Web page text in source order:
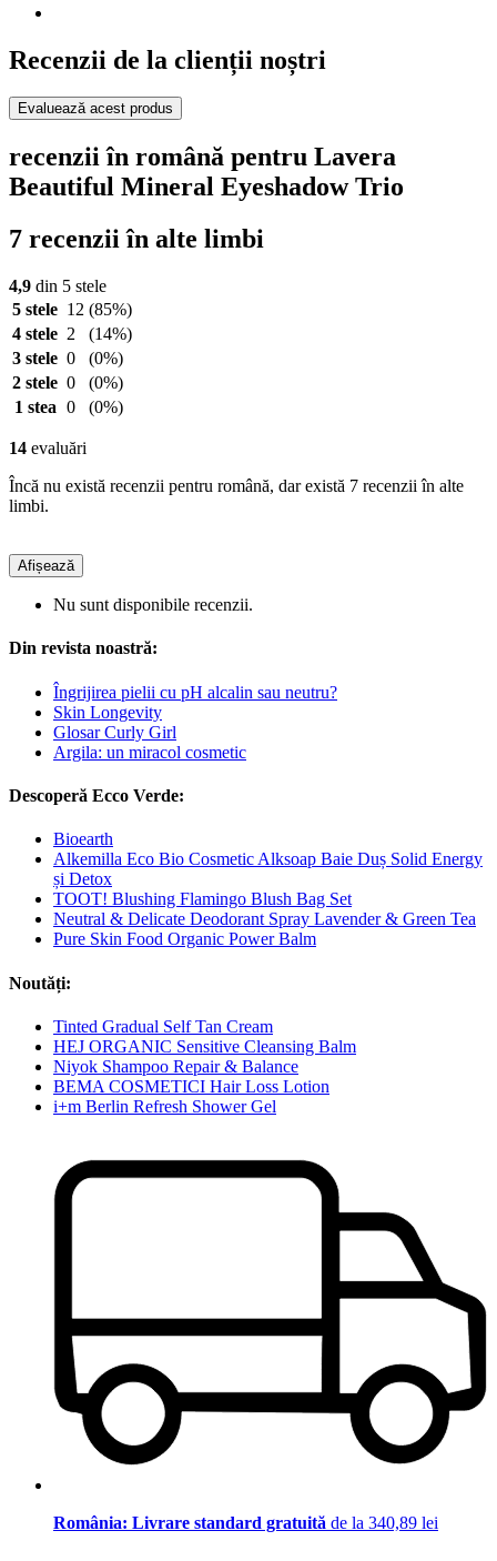
Recenzii de la clienții noștri
Evaluează acest produs
recenzii în română pentru Lavera
Beautiful Mineral Eyeshadow Trio
7 recenzii în alte limbi
4,9 din 5 stele
5 stele 12 (85%)
4 stele 2
(14%)
3 stele 0
(0%)
2 stele 0
(0%)
1 stea 0 (0%)
14 evaluări
Încă nu există recenzii pentru română, dar există 7 recenzii în alte
limbi.
Afișează
Nu sunt disponibile recenzii.
Din revista noastră:
Îngrijirea pielii cu pH alcalin sau neutru?
Skin Longevity
Glosar Curly Girl
Argila: un miracol cosmetic
Descoperă Ecco Verde:
Bioearth
Alkemilla Eco Bio Cosmetic Alksoap Baie Duș Solid Energy
și Detox
TOOT! Blushing Flamingo Blush Bag Set
Neutral & Delicate Deodorant Spray Lavender & Green Tea
Pure Skin Food Organic Power Balm
Noutăți:
Tinted Gradual Self Tan Cream
HEJ ORGANIC Sensitive Cleansing Balm
Niyok Shampoo Repair & Balance
BEMA COSMETICI Hair Loss Lotion
i+m Berlin Refresh Shower Gel
România: Livrare standard gratuită de la 340,89 lei